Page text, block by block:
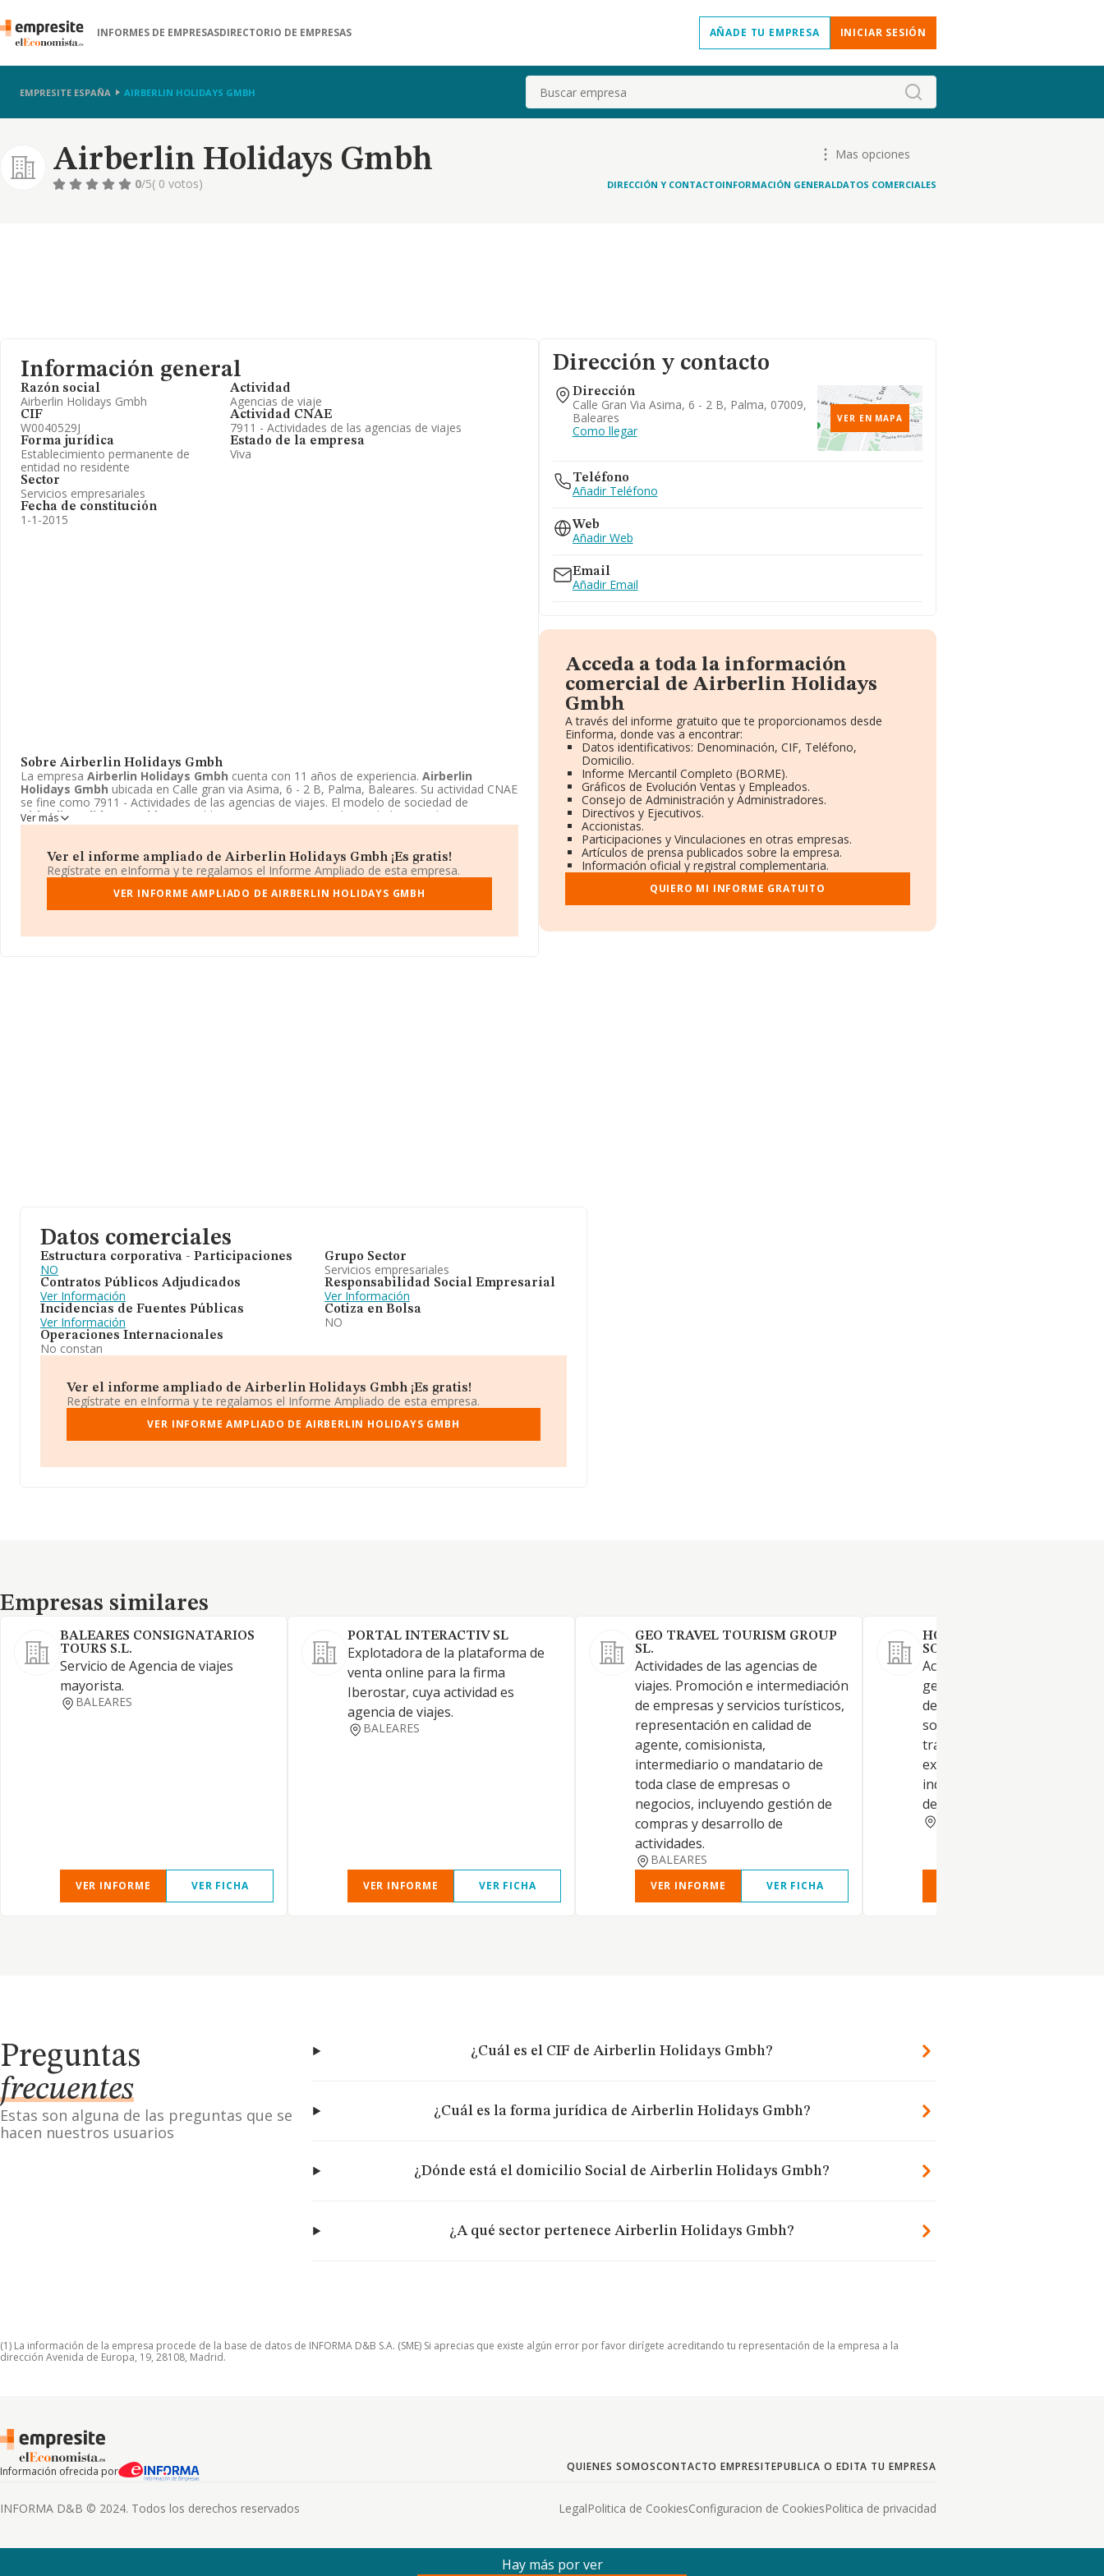
INFORMES DE EMPRESASDIRECTORIO DE EMPRESAS AÑADE TU EMPRESA INICIAR SESIÓN
EMPRESITE ESPAÑA AIRBERLIN HOLIDAYS GMBH Buscar
Airberlin Holidays Gmbh
Mas opciones
0/5( 0 votos) DIRECCIÓN Y CONTACTOINFORMACIÓN GENERALDATOS COMERCIALES
Información general
Razón social
Airberlin Holidays Gmbh
CIF
W0040529J
Forma jurídica
Establecimiento permanente de
entidad no residente
Sector
Servicios empresariales
Fecha de constitución
1-1-2015
Actividad
Agencias de viaje
Actividad CNAE
7911 - Actividades de las agencias de viajes
Estado de la empresa
Viva
Sobre Airberlin Holidays Gmbh
La empresa Airberlin Holidays Gmbh cuenta con 11 años de experiencia. Airberlin
Holidays Gmbh ubicada en Calle gran via Asima, 6 - 2 B, Palma, Baleares. Su actividad CNAE
se fine como 7911 - Actividades de las agencias de viajes. El modelo de sociedad de
Airberlin Holidays Gmbh
es Establecimiento permanente de entidad no residente.
Ver más
Ver el informe ampliado de Airberlin Holidays Gmbh ¡Es gratis!
Regístrate en eInforma y te regalamos el Informe Ampliado de esta empresa.
VER INFORME AMPLIADO DE AIRBERLIN HOLIDAYS GMBH
Dirección y contacto
Dirección
Calle Gran Via Asima, 6 - 2 B, Palma, 07009,
Baleares
Como llegar
VER EN MAPA
Teléfono
Añadir Teléfono
Web
Añadir Web
Email
Añadir Email
Acceda a toda la información
comercial de Airberlin Holidays
Gmbh
A través del informe gratuito que te proporcionamos desde
Einforma, donde vas a encontrar:
Datos identificativos: Denominación, CIF, Teléfono,
Domicilio.
Informe Mercantil Completo (BORME).
Gráficos de Evolución Ventas y Empleados.
Consejo de Administración y Administradores.
Directivos y Ejecutivos.
Accionistas.
Participaciones y Vinculaciones en otras empresas.
Artículos de prensa publicados sobre la empresa.
Información oficial y registral complementaria.
QUIERO MI INFORME GRATUITO
Datos comerciales
Estructura corporativa - Participaciones
NO
Contratos Públicos Adjudicados
Ver Información
Incidencias de Fuentes Públicas
Ver Información
Operaciones Internacionales
No constan
Grupo Sector
Servicios empresariales
Responsabilidad Social Empresarial
Ver Información
Cotiza en Bolsa
NO
Ver el informe ampliado de Airberlin Holidays Gmbh ¡Es gratis!
Regístrate en eInforma y te regalamos el Informe Ampliado de esta empresa.
VER INFORME AMPLIADO DE AIRBERLIN HOLIDAYS GMBH
Empresas similares
Empresas similares
BALEARES CONSIGNATARIOS
TOURS S.L.
Servicio de Agencia de viajes
mayorista.
BALEARES
VER INFORME VER FICHA
PORTAL INTERACTIV SL
Explotadora de la plataforma de
venta online para la firma
Iberostar, cuya actividad es
agencia de viajes.
BALEARES
VER INFORME VER FICHA
GEO TRAVEL TOURISM GROUP
SL.
Actividades de las agencias de
viajes. Promoción e intermediación
de empresas y servicios turísticos,
representación en calidad de
agente, comisionista,
intermediario o mandatario de
toda clase de empresas o
negocios, incluyendo gestión de
compras y desarrollo de
actividades.
BALEARES
VER INFORME VER FICHA
HOUSING INITIATIVES
SOCIEDAD LIMITADA.
Actividades inmobiliarias en
general, las actividades de
de ocio y turismo sobre las
sociedad ya tiene una
trayectoria, así como la
explotaicón de propiedad
industrial e intelectual y la
de franquicias.
Preguntas
frecuentes
Estas son alguna de las preguntas que se
hacen nuestros usuarios
¿Cuál es el CIF de Airberlin Holidays Gmbh?
¿Cuál es la forma jurídica de Airberlin Holidays Gmbh?
¿Dónde está el domicilio Social de Airberlin Holidays Gmbh?
¿A qué sector pertenece Airberlin Holidays Gmbh?
(1) La información de la empresa procede de la base de datos de INFORMA D&B S.A. (SME) Si aprecias que existe algún error por favor dirígete acreditando tu representación de la empresa a la
dirección Avenida de Europa, 19, 28108, Madrid.
Información ofrecida por QUIENES SOMOSCONTACTO EMPRESITEPUBLICA O EDITA TU EMPRESA
INFORMA D&B © 2024. Todos los derechos reservados LegalPolitica de CookiesConfiguracion de CookiesPolitica de privacidad
Hay más por ver